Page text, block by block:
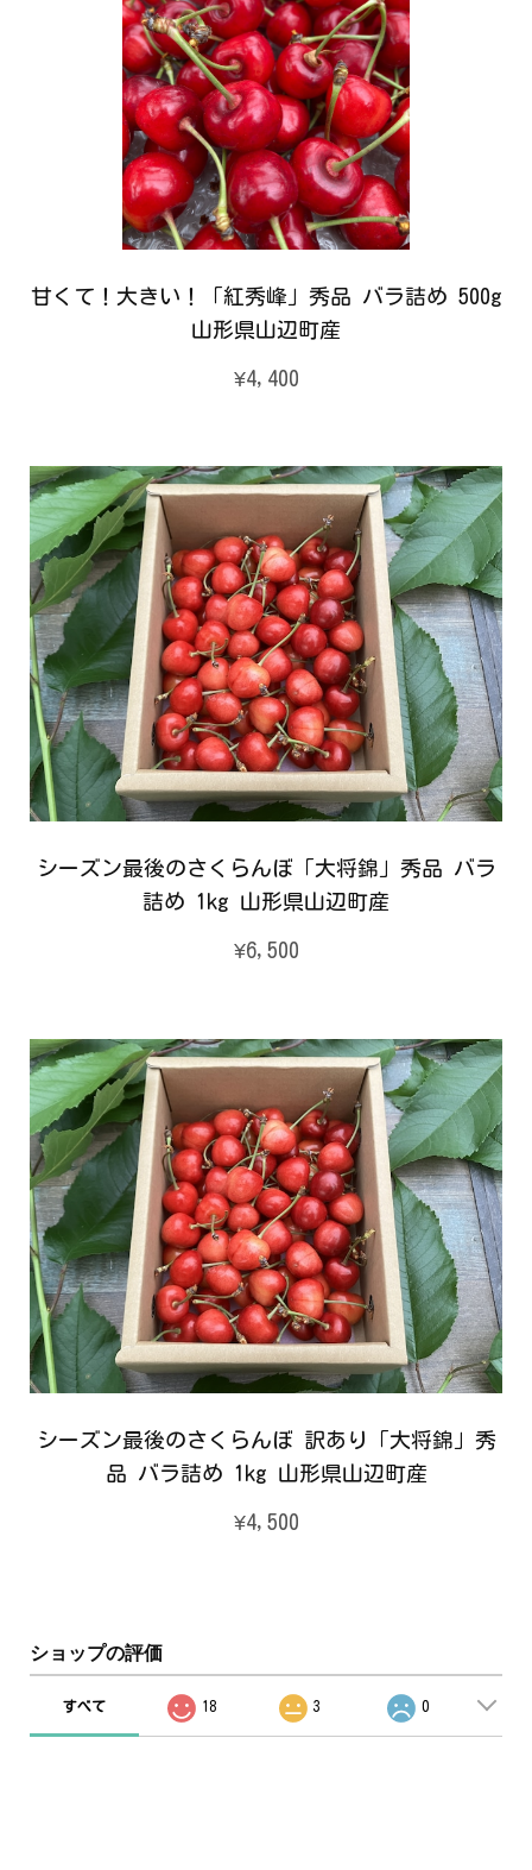
甘くて！大きい！「紅秀峰」秀品 バラ詰め 500g
山形県山辺町産
¥4,400
シーズン最後のさくらんぼ「大将錦」秀品 バラ
詰め 1kg 山形県山辺町産
¥6,500
シーズン最後のさくらんぼ 訳あり「大将錦」秀
品 バラ詰め 1kg 山形県山辺町産
¥4,500
ショップの評価
すべて 18 3 0